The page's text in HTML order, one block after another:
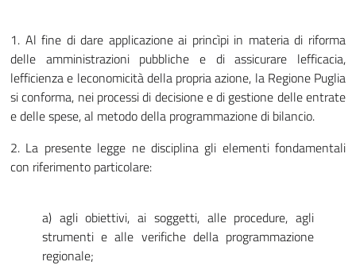
1. Al fine di dare applicazione ai princìpi in materia di riforma
delle amministrazioni pubbliche e di assicurare lefficacia,
lefficienza e leconomicità della propria azione, la Regione Puglia
si conforma, nei processi di decisione e di gestione delle entrate
e delle spese, al metodo della programmazione di bilancio.
2. La presente legge ne disciplina gli elementi fondamentali
con riferimento particolare:
a) agli obiettivi, ai soggetti, alle procedure, agli
strumenti e alle verifiche della programmazione
regionale;